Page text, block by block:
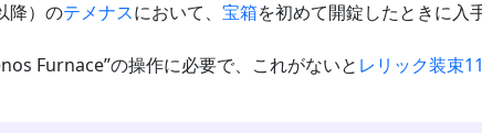
降）のテメナスにおいて、 宝箱を初めて開錠したときに入
Furnace”の操作に必要で、これがないと レリック装束